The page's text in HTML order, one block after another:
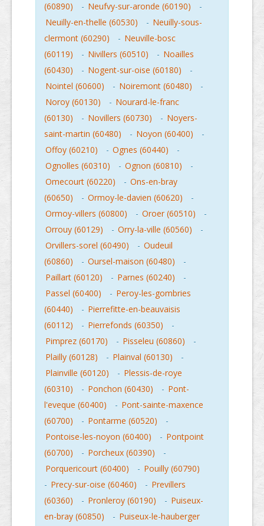
(60890)
- Neufvy-sur-aronde (60190)
-
Neuilly-en-thelle (60530)
- Neuilly-sous-
clermont (60290)
- Neuville-bosc
(60119)
- Nivillers (60510) - Noailles
(60430)
- Nogent-sur-oise (60180)
-
Nointel (60600)
- Noiremont (60480)
-
Noroy (60130)
- Nourard-le-franc
(60130)
- Novillers (60730) - Noyers-
saint-martin (60480)
- Noyon (60400)
-
Offoy (60210)
- Ognes (60440)
-
Ognolles (60310)
- Ognon (60810)
-
Omecourt (60220)
- Ons-en-bray
(60650)
- Ormoy-le-davien (60620)
-
Ormoy-villers (60800)
- Oroer (60510)
-
Orrouy (60129)
- Orry-la-ville (60560)
-
Orvillers-sorel (60490)
- Oudeuil
(60860)
- Oursel-maison (60480)
-
Paillart (60120)
- Parnes (60240)
-
Passel (60400)
- Peroy-les-gombries
(60440)
- Pierrefitte-en-beauvaisis
(60112)
- Pierrefonds (60350)
-
Pimprez (60170)
- Pisseleu (60860)
-
Plailly (60128)
- Plainval (60130)
-
Plainville (60120)
- Plessis-de-roye
(60310)
- Ponchon (60430) - Pont-
l'eveque (60400)
- Pont-sainte-maxence
(60700)
- Pontarme (60520)
-
Pontoise-les-noyon (60400)
- Pontpoint
(60700)
- Porcheux (60390)
-
Porquericourt (60400)
- Pouilly (60790)
- Precy-sur-oise (60460) - Previllers
(60360)
- Pronleroy (60190) - Puiseux-
en-bray (60850)
- Puiseux-le-hauberger